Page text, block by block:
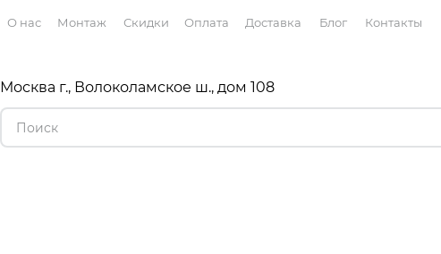
О нас Монтаж Скидки Оплата Доставка Блог Контакты
Москва г., Волоколамское ш., дом 108